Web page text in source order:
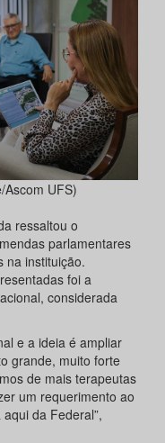
UFS)
ressaltou o
parlamentares
na instituição.
foi a
considerada
e a ideia é ampliar
grande, muito forte
de mais terapeutas
um requerimento ao
da Federal”,